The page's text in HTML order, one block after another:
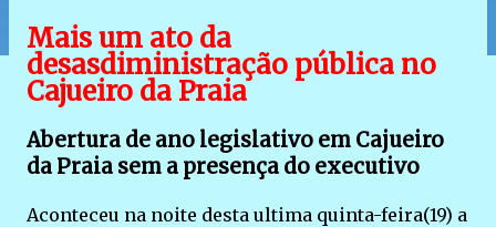
Mais um ato da
desasdiministração pública no
Cajueiro da Praia
Abertura de ano legislativo em Cajueiro
da Praia sem a presença do executivo
Aconteceu na noite desta ultima quinta-feira(19) a